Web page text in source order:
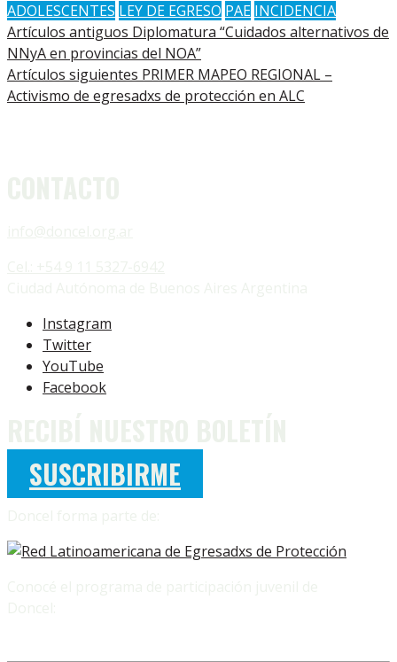
ADOLESCENTES LEY DE EGRESO PAE INCIDENCIA
Artículos antiguos Diplomatura “Cuidados alternativos de
NNyA en provincias del NOA”
Artículos siguientes PRIMER MAPEO REGIONAL –
Activismo de egresadxs de protección en ALC
Instagram
Twitter
YouTube
Facebook
SUSCRIBIRME